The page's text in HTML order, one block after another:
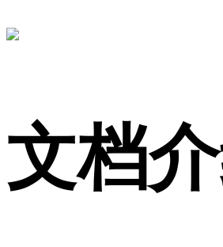
文档